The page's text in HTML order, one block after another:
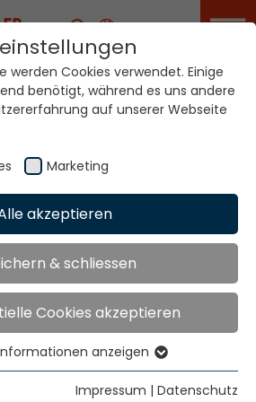
Karriere
Welt. Unsere
Automotive
Sicherheit, Individualisierung
mit mehr Leichtigkeit…
antworten wir auf die
der Automobilindustrie – mit
Lösungen für die Zukunft.
werden Cookies verwendet. Einige
benötigt, während es uns andere
auf unserer Webseite
Marketing
akzeptieren
& schliessen
Cookies akzeptieren
werden für grundlegende
anzeigen
Impressum | Datenschutz